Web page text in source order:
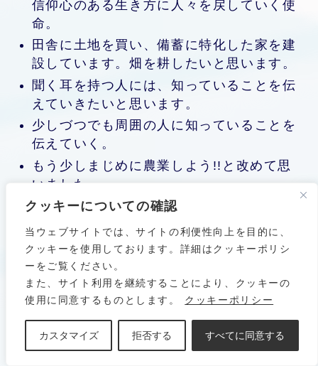
クッキーについての確認
当ウェブサイトでは、サイトの利便性向上を目的に、
クッキーを使用しております。詳細はクッキーポリシ
ーをご覧ください。
また、サイト利用を継続することにより、クッキーの
使用に同意するものとします。
クッキーポリシー
カスタマイズ 拒否する すべてに同意する
信仰心のある生き方に人々を戻していく使
命。
田舎に土地を買い、備蓄に特化した家を建
設しています。畑を耕したいと思います。
聞く耳を持つ人には、知っていることを伝
えていきたいと思います。
少しづつでも周囲の人に知っていることを
伝えていく。
もう少しまじめに農業しよう!!と改めて思
いました。
家庭菜園からですが、農業を始めようと思
っています。
本格的に農業をやりたいです。
家庭菜園、地域のつながり。
自分で農業をやる。
自然療法家ホメオパスとして、自分で自分
の体のことを知り、免疫力&自己治癒力を